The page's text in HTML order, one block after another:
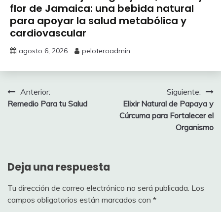
flor de Jamaica: una bebida natural
para apoyar la salud metabólica y
cardiovascular
agosto 6, 2026 peloteroadmin
Navegación
de
Anterior:
Remedio Para tu Salud
Siguiente:
Elixir Natural de Papaya y
Cúrcuma para Fortalecer el
Organismo
Deja una respuesta
Tu dirección de correo electrónico no será publicada. Los
campos obligatorios están marcados con *